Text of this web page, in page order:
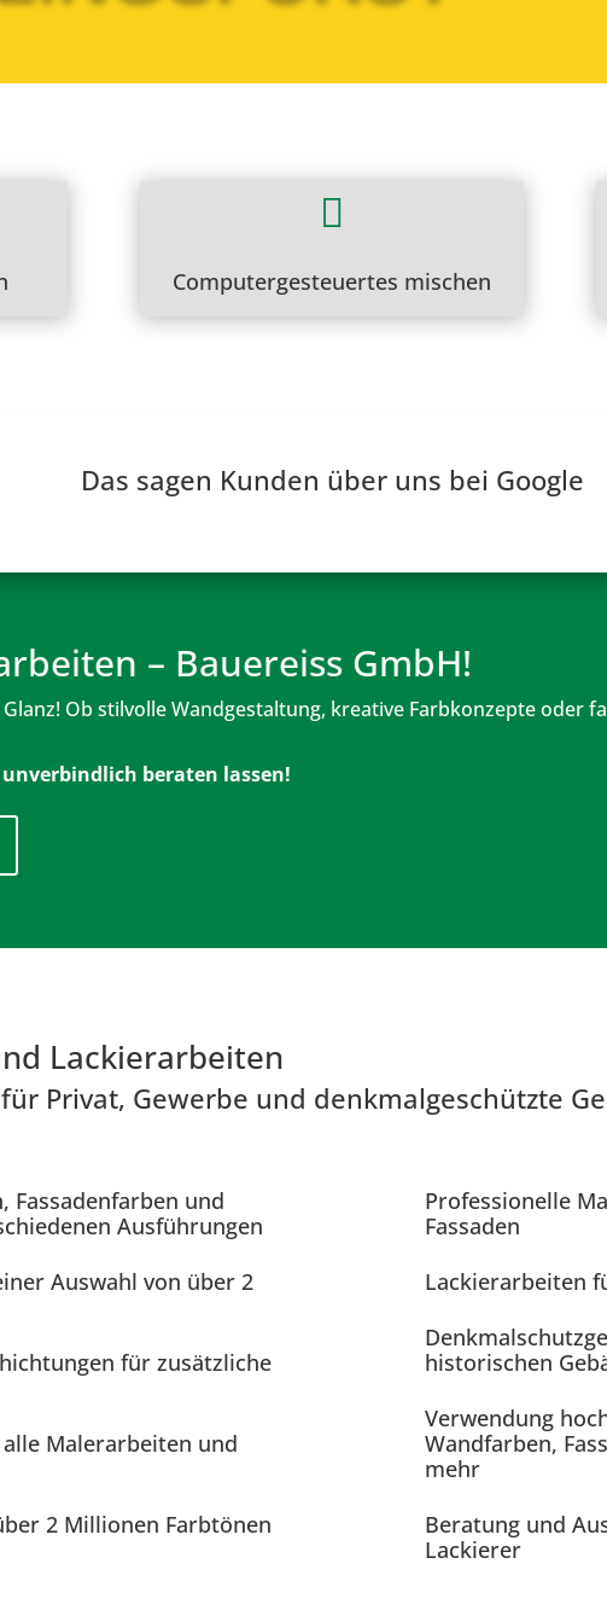

Computergesteuertes mischen
Das sagen Kunden über uns bei Google
– Bauereiss GmbH!
Ob stilvolle Wandgestaltung, kreative Farbkonzepte oder
beraten lassen!
Lackierarbeiten
Privat, Gewerbe und denkmalgeschützte
Fassadenfarben und
Ausführungen
Auswahl von über 2
für zusätzliche
Malerarbeiten und
2 Millionen Farbtönen
Professionelle
Fassaden
Lackierarbeiten
historischen
Verwendung
Wandfarben,
mehr
Beratung und
Lackierer